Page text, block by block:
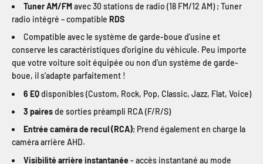
Tuner AM/FMavec 30 stations de radio (18 FM/12 AM) ; Tuner
radio intégré – compatible RDS
Compatible avec le système de garde-boue d'usine et
conserve les caractéristiques d'origine du véhicule. Peu importe
que votre voiture soit équipée ou non d'un système de garde-
boue, il s'adapte parfaitement !
6 EQdisponibles (Custom, Rock, Pop, Classic, Jazz, Flat, Voice)
3 pairesde sorties préampli RCA (F/R/S)
Entrée caméra de recul (RCA); Prend également en charge la
caméra arrière AHD.
Visibilité arrière instantanée - accès instantané au mode